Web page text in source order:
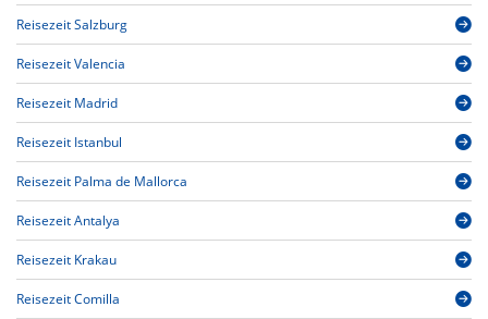
Reisezeit Salzburg
Reisezeit Valencia
Reisezeit Madrid
Reisezeit Istanbul
Reisezeit Palma de Mallorca
Reisezeit Antalya
Reisezeit Krakau
Reisezeit Comilla